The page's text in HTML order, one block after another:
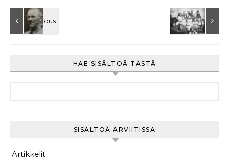
HAE SISÄLTÖÄ TÄSTÄ
SISÄLTÖÄ ARVIITISSA
Artikkelit